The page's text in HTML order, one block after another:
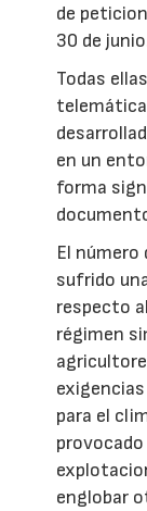
de
30 de
Todas
en un
forma
El
sufrido
respecto
régimen
para el
englobar